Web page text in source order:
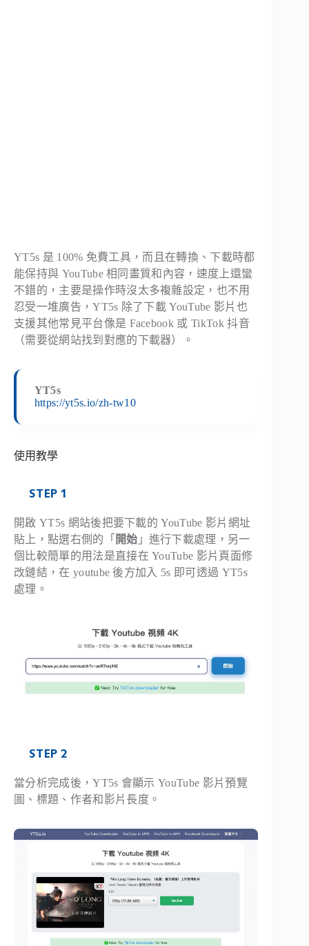
YT5s 是 100% 免費工具，而且在轉換、下載時都
能保持與 YouTube 相同畫質和內容，速度上還蠻
不錯的，主要是操作時沒太多複雜設定，也不用
忍受一堆廣告，YT5s 除了下載 YouTube 影片也
支援其他常見平台像是 Facebook 或 TikTok 抖音
（需要從網站找到對應的下載器）。
YT5s
https://yt5s.io/zh-tw10
使用教學
STEP 1
開啟 YT5s 網站後把要下載的 YouTube 影片網址
貼上，點選右側的「 開始 」進行下載處理，另一
個比較簡單的用法是直接在 YouTube 影片頁面修
改鏈結，在 youtube 後方加入 5s 即可透過 YT5s
處理。
STEP 2
當分析完成後，YT5s 會顯示 YouTube 影片預覽
圖、標題、作者和影片長度。